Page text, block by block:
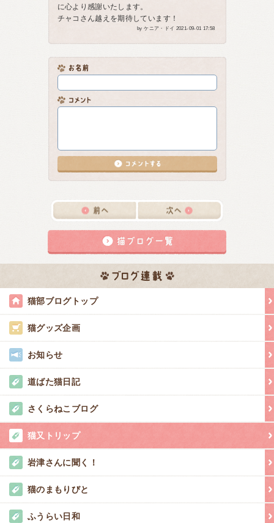
に心より感謝いたします。
チャコさん越えを期待しています！
by ケニア・ドイ 2021-09-01 17:58
猫部ブログトップ
猫グッズ企画
お知らせ
道ばた猫日記
さくらねこブログ
猫又トリップ
岩津さんに聞く！
猫のまもりびと
ふうらい日和